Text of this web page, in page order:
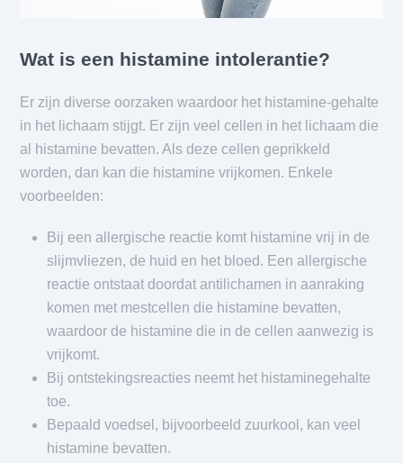
Wat is een histamine intolerantie?
Er zijn diverse oorzaken waardoor het histamine-gehalte
in het lichaam stijgt. Er zijn veel cellen in het lichaam die
al histamine bevatten. Als deze cellen geprikkeld
worden, dan kan die histamine vrijkomen. Enkele
voorbeelden:
Bij een allergische reactie komt histamine vrij in de
slijmvliezen, de huid en het bloed. Een allergische
reactie ontstaat doordat antilichamen in aanraking
komen met mestcellen die histamine bevatten,
waardoor de histamine die in de cellen aanwezig is
vrijkomt.
Bij ontstekingsreacties neemt het histaminegehalte
toe.
Bepaald voedsel, bijvoorbeeld zuurkool, kan veel
histamine bevatten.